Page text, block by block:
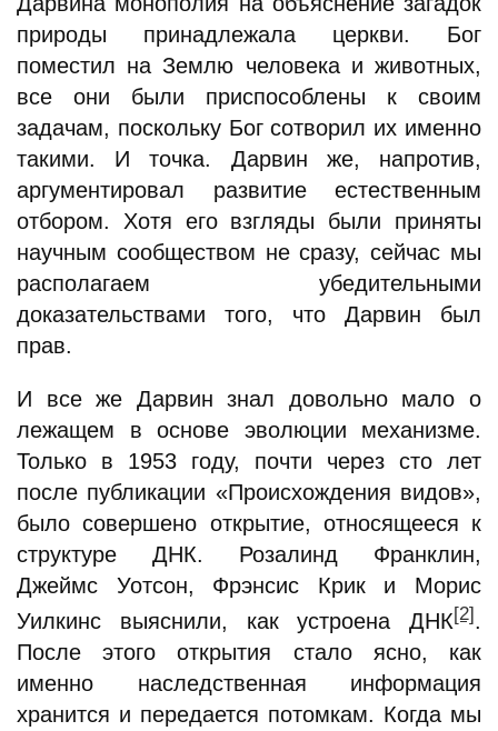
природы принадлежала церкви. Бог
поместил на Землю человека и животных,
все они были приспособлены к своим
задачам, поскольку Бог сотворил их именно
такими. И точка. Дарвин же, напротив,
аргументировал развитие естественным
отбором. Хотя его взгляды были приняты
научным сообществом не сразу, сейчас мы
располагаем убедительными
доказательствами того, что Дарвин был
прав.
И все же Дарвин знал довольно мало о
лежащем в основе эволюции механизме.
Только в 1953 году, почти через сто лет
после публикации «Происхождения видов»,
было совершено открытие, относящееся к
структуре ДНК. Розалинд Франклин,
Джеймс Уотсон, Фрэнсис Крик и Морис
Уилкинс выяснили, как устроена ДНК[2].
После этого открытия стало ясно, как
именно наследственная информация
хранится и передается потомкам. Когда мы